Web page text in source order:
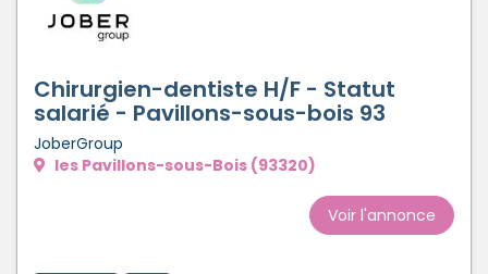
Chirurgien-dentiste H/F - Statut
salarié - Pavillons-sous-bois 93
JoberGroup
les Pavillons-sous-Bois (93320)
Voir l'annonce